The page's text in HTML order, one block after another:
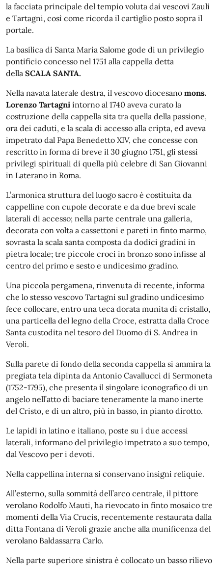
la facciata principale del tempio voluta dai vescovi Zauli
e Tartagni, così come ricorda il cartìglio posto sopra il
portale.
La basilica di Santa Maria Salome gode di un privilegio
pontificio concesso nel 1751 alla cappella detta
della SCALA SANTA.
Nella navata laterale destra, il vescovo diocesano mons.
Lorenzo Tartagni intorno al 1740 aveva curato la
costruzione della cappella sita tra quella della passione,
ora dei caduti, e la scala di accesso alla cripta, ed aveva
impetrato dal Papa Benedetto XIV, che concesse con
rescritto in forma di breve il 30 giugno 1751, gli stessi
privilegi spirituali di quella più celebre di San Giovanni
in Laterano in Roma.
L’armonica struttura del luogo sacro è costituita da
cappelline con cupole decorate e da due brevi scale
laterali di accesso; nella parte centrale una galleria,
decorata con volta a cassettoni e pareti in finto marmo,
sovrasta la scala santa composta da dodici gradini in
pietra locale; tre piccole croci in bronzo sono infisse al
centro del primo e sesto e undicesimo gradino.
Una piccola pergamena, rinvenuta di recente, informa
che lo stesso vescovo Tartagni sul gradino undicesimo
fece collocare, entro una teca dorata munita di cristallo,
una particella del legno della Croce, estratta dalla Croce
Santa custodita nel tesoro del Duomo di S. Andrea in
Veroli.
Sulla parete di fondo della seconda cappella si ammira la
pregiata tela dipinta da Antonio Cavallucci di Sermoneta
(1752-1795), che presenta il singolare iconografico di un
angelo nell’atto di baciare teneramente la mano inerte
del Cristo, e di un altro, più in basso, in pianto dirotto.
Le lapidi in latino e italiano, poste su i due accessi
laterali, informano del privilegio impetrato a suo tempo,
dal Vescovo per i devoti.
Nella cappellina interna si conservano insigni reliquie.
All’esterno, sulla sommità dell’arco centrale, il pittore
verolano Rodolfo Mauti, ha rievocato in finto mosaico tre
momenti della Via Crucis, recentemente restaurata dalla
ditta Fontana di Veroli grazie anche alla munificenza del
verolano Baldassarra Carlo.
Nella parte superiore sinistra è collocato un basso rilievo